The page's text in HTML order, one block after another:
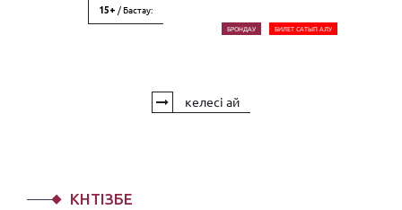
15+ / Бастау:
БРОНДАУ БИЛЕТ САТЫП АЛУ
келесі ай
КҮНТІЗБЕ